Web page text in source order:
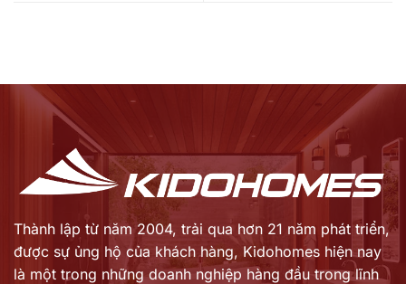
Thành lập từ năm 2004, trải qua hơn 21 năm phát triển,
được sự ủng hộ của khách hàng, Kidohomes hiện nay
là một trong những doanh nghiệp hàng đầu trong lĩnh